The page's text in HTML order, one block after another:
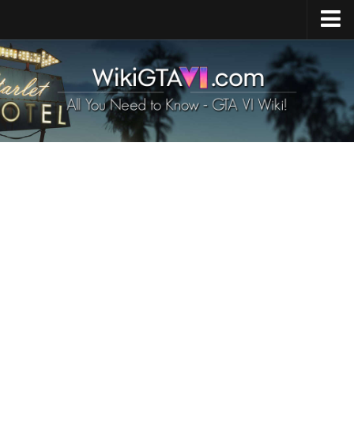
Strona główna
Premiera GTA 6
Mapa GTA 6
GTA 6 Pojazdy